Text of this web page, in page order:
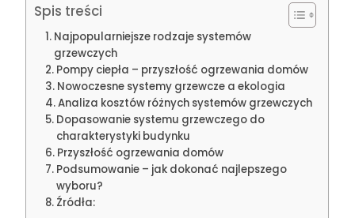
Spis treści
Najpopularniejsze rodzaje systemów
grzewczych
Pompy ciepła – przyszłość ogrzewania domów
Nowoczesne systemy grzewcze a ekologia
Analiza kosztów różnych systemów grzewczych
Dopasowanie systemu grzewczego do
charakterystyki budynku
Przyszłość ogrzewania domów
Podsumowanie – jak dokonać najlepszego
wyboru?
Źródła: